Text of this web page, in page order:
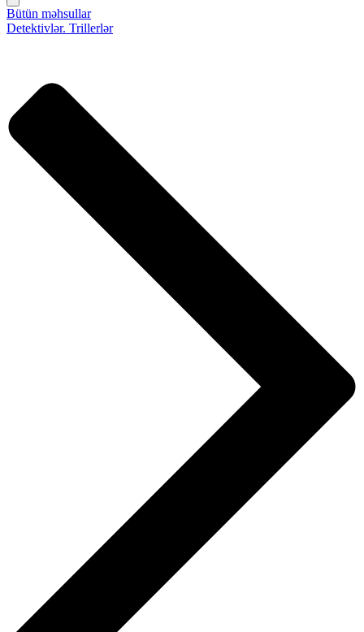
Bütün məhsullar
Detektivlər. Trillerlər